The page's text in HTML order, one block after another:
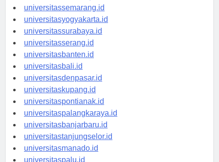
universitasbandung.id
universitassemarang.id
universitasyogyakarta.id
universitassurabaya.id
universitasserang.id
universitasbanten.id
universitasbali.id
universitasdenpasar.id
universitaskupang.id
universitaspontianak.id
universitaspalangkaraya.id
universitasbanjarbaru.id
universitastanjungselor.id
universitasmanado.id